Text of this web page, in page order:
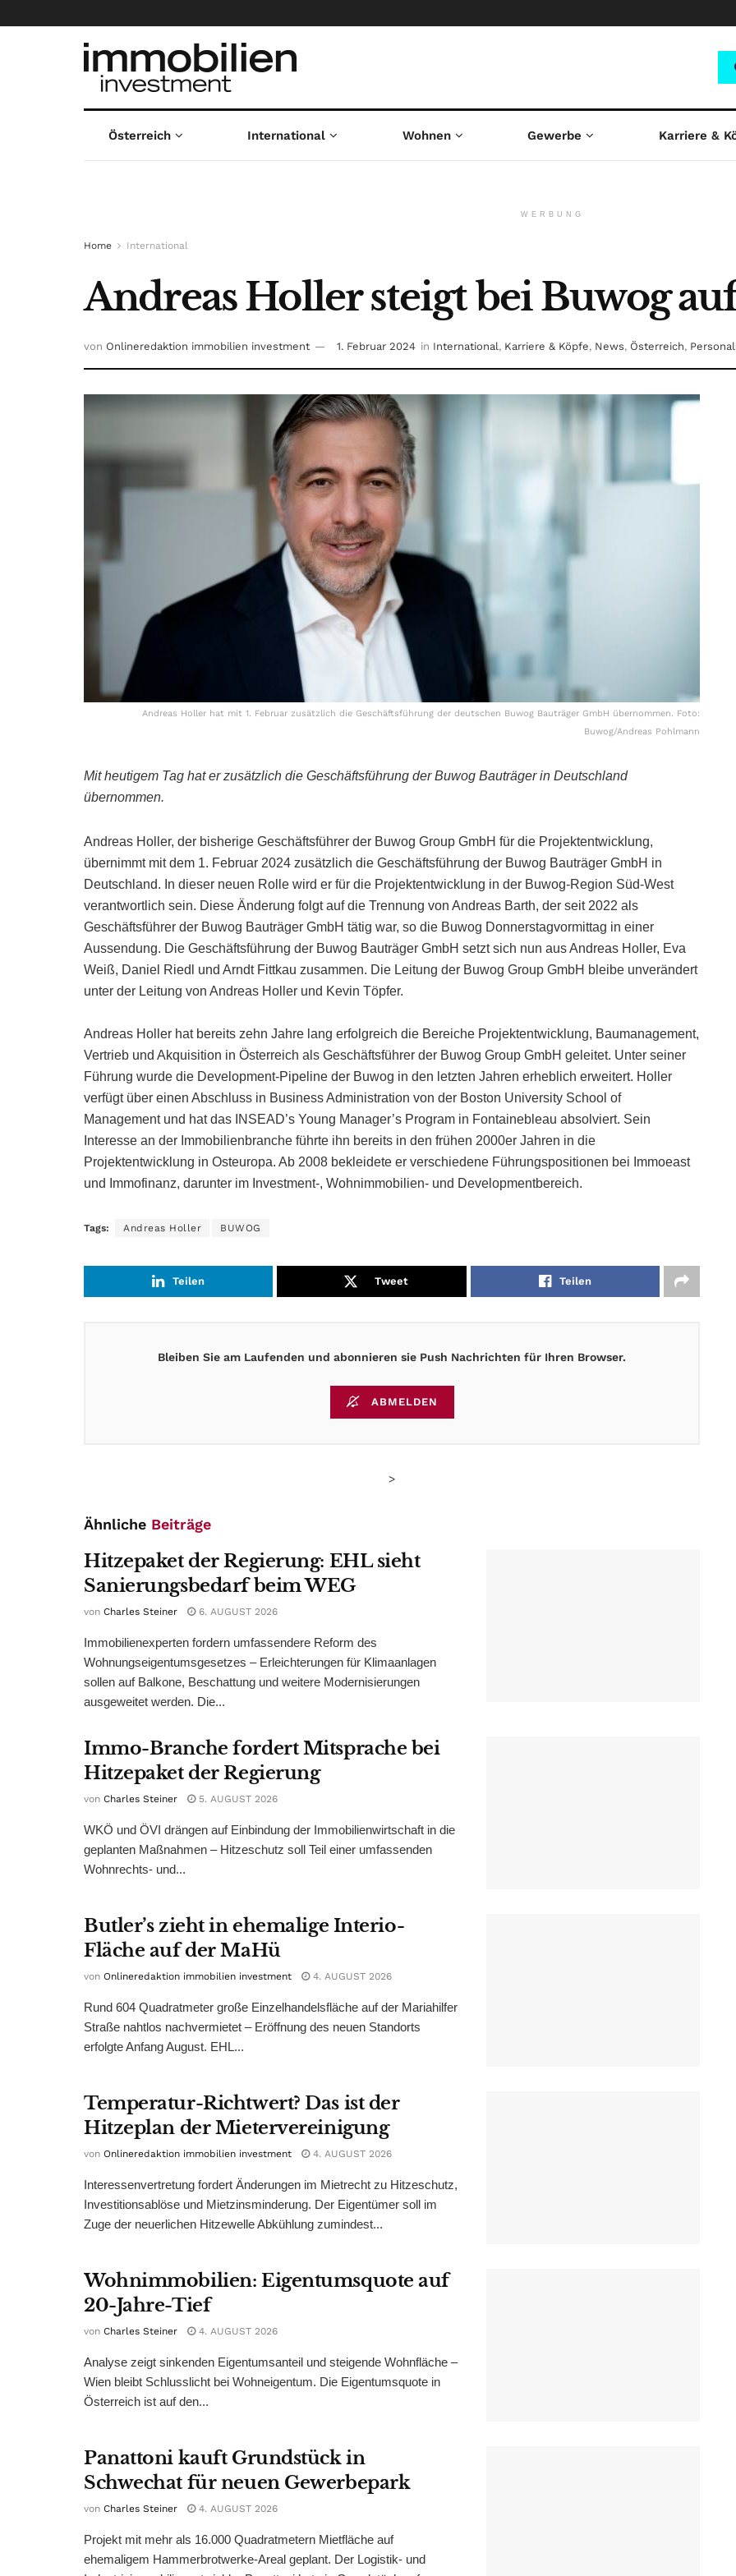
Österreich International Wohnen Gewerbe Karriere &
WERBUNG
Home International
Andreas Holler steigt bei Buwog
von Onlineredaktion immobilien investment 1. Februar 2024 in International, Karriere & Köpfe, News, Österreich,
Andreas Holler hat mit 1. Februar zusätzlich die Geschäftsführung der deutschen Buwog Bauträger GmbH übernommen. Foto:
Buwog/Andreas Pohlmann
Mit heutigem Tag hat er zusätzlich die Geschäftsführung der Buwog Bauträger in Deutschland
übernommen.
Andreas Holler, der bisherige Geschäftsführer der Buwog Group GmbH für die Projektentwicklung,
übernimmt mit dem 1. Februar 2024 zusätzlich die Geschäftsführung der Buwog Bauträger GmbH in
Deutschland. In dieser neuen Rolle wird er für die Projektentwicklung in der Buwog-Region Süd-West
verantwortlich sein. Diese Änderung folgt auf die Trennung von Andreas Barth, der seit 2022 als
Geschäftsführer der Buwog Bauträger GmbH tätig war, so die Buwog Donnerstagvormittag in einer
Aussendung. Die Geschäftsführung der Buwog Bauträger GmbH setzt sich nun aus Andreas Holler, Eva
Weiß, Daniel Riedl und Arndt Fittkau zusammen. Die Leitung der Buwog Group GmbH bleibe unverändert
unter der Leitung von Andreas Holler und Kevin Töpfer.
Andreas Holler hat bereits zehn Jahre lang erfolgreich die Bereiche Projektentwicklung, Baumanagement,
Vertrieb und Akquisition in Österreich als Geschäftsführer der Buwog Group GmbH geleitet. Unter seiner
Führung wurde die Development-Pipeline der Buwog in den letzten Jahren erheblich erweitert. Holler
verfügt über einen Abschluss in Business Administration von der Boston University School of
Management und hat das INSEAD’s Young Manager’s Program in Fontainebleau absolviert. Sein
Interesse an der Immobilienbranche führte ihn bereits in den frühen 2000er Jahren in die
Projektentwicklung in Osteuropa. Ab 2008 bekleidete er verschiedene Führungspositionen bei Immoeast
und Immofinanz, darunter im Investment-, Wohnimmobilien- und Developmentbereich.
Tags: Andreas Holler BUWOG
Teilen Tweet Teilen
Bleiben Sie am Laufenden und abonnieren sie Push Nachrichten für Ihren Browser.
ABMELDEN
>
Ähnliche Beiträge
Hitzepaket der Regierung: EHL sieht
Sanierungsbedarf beim WEG
von Charles Steiner 6. AUGUST 2026
Immobilienexperten fordern umfassendere Reform des
Wohnungseigentumsgesetzes – Erleichterungen für Klimaanlagen
sollen auf Balkone, Beschattung und weitere Modernisierungen
ausgeweitet werden. Die...
Immo-Branche fordert Mitsprache bei
Hitzepaket der Regierung
von Charles Steiner 5. AUGUST 2026
WKÖ und ÖVI drängen auf Einbindung der Immobilienwirtschaft in die
geplanten Maßnahmen – Hitzeschutz soll Teil einer umfassenden
Wohnrechts- und...
Butler’s zieht in ehemalige Interio-
Fläche auf der MaHü
von Onlineredaktion immobilien investment 4. AUGUST 2026
Rund 604 Quadratmeter große Einzelhandelsfläche auf der Mariahilfer
Straße nahtlos nachvermietet – Eröffnung des neuen Standorts
erfolgte Anfang August. EHL...
Temperatur-Richtwert? Das ist der
Hitzeplan der Mietervereinigung
von Onlineredaktion immobilien investment 4. AUGUST 2026
Interessenvertretung fordert Änderungen im Mietrecht zu Hitzeschutz,
Investitionsablöse und Mietzinsminderung. Der Eigentümer soll im
Zuge der neuerlichen Hitzewelle Abkühlung zumindest...
Wohnimmobilien: Eigentumsquote auf
20-Jahre-Tief
von Charles Steiner 4. AUGUST 2026
Analyse zeigt sinkenden Eigentumsanteil und steigende Wohnfläche –
Wien bleibt Schlusslicht bei Wohneigentum. Die Eigentumsquote in
Österreich ist auf den...
Panattoni kauft Grundstück in
Schwechat für neuen Gewerbepark
von Charles Steiner 4. AUGUST 2026
Projekt mit mehr als 16.000 Quadratmetern Mietfläche auf
ehemaligem Hammerbrotwerke-Areal geplant. Der Logistik- und